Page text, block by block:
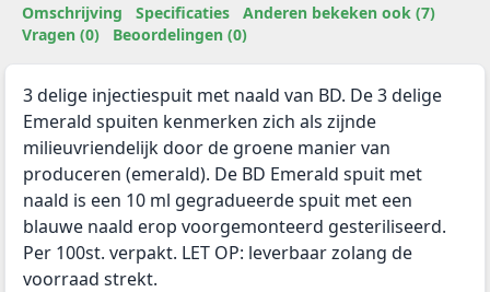
Omschrijving Specificaties
Anderen bekeken ook (7)
Vragen (0)
Beoordelingen (0)
3 delige injectiespuit met naald van BD. De 3 delige
Emerald spuiten kenmerken zich als zijnde
milieuvriendelijk door de groene manier van
produceren (emerald). De BD Emerald spuit met
naald is een 10 ml gegradueerde spuit met een
blauwe naald erop voorgemonteerd gesteriliseerd.
Per 100st. verpakt. LET OP: leverbaar zolang de
voorraad strekt.